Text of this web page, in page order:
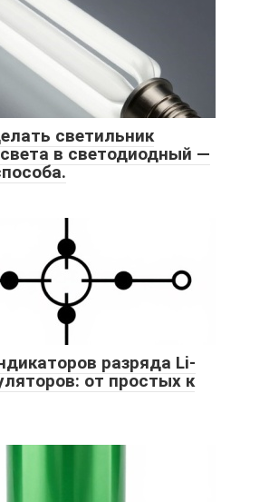
светильник
в светодиодный —
разряда Li-
от простых к